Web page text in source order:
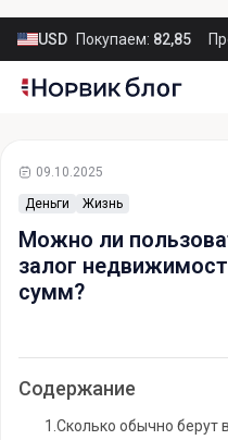
USD Покупаем: 82,85
Деньги Жизнь
09.10.2025
Можно ли
залог
сумм?
Содержание
1. Сколько обычно берут